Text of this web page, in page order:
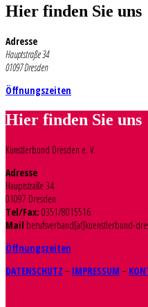
Hier finden Sie uns
Adresse
Hauptstraße 34
01097 Dresden
Öffnungszeiten
Hier finden Sie uns
Künstlerbund Dresden e. V.
Adresse
Hauptstraße 34
01097 Dresden
Tel/Fax: 0351/8015516
Mail berufsverband[at]kuenstlerbund-
Öffnungszeiten
DATENSCHUTZ – IMPRESSUM –